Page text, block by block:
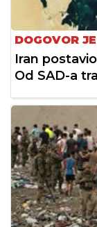
DOGOVOR
Iran
Od SAD-a